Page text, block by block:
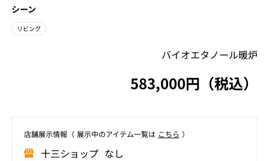
シーン
リビング
バイオエタノール暖炉
583,000円（税込）
店舗展⽰情報（ 展⽰中のアイテム⼀覧は こちら ）
⼗三ショップ なし